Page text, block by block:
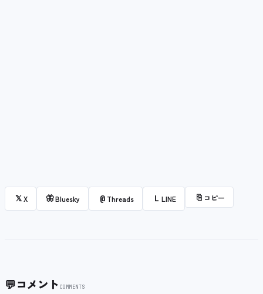
𝕏X 🦋Bluesky @ Threads L LINE ⎘ コピー
💬コメント COMMENTS